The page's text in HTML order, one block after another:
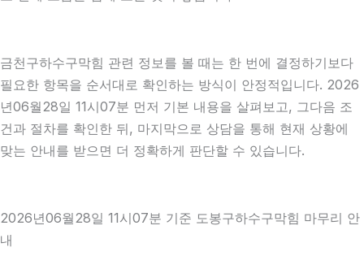
금천구하수구막힘 관련 정보를 볼 때는 한 번에 결정하기보다
필요한 항목을 순서대로 확인하는 방식이 안정적입니다. 2026
년06월28일 11시07분 먼저 기본 내용을 살펴보고, 그다음 조
건과 절차를 확인한 뒤, 마지막으로 상담을 통해 현재 상황에
맞는 안내를 받으면 더 정확하게 판단할 수 있습니다.
2026년06월28일 11시07분 기준 도봉구하수구막힘 마무리 안
내